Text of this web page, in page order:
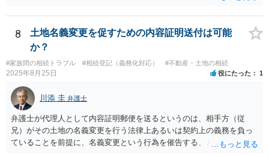
うか。 そうだとすると、借地を転貸してきたこととなるので、解消
しないと 借地契約を解除されてしまう可能性があると思います。 長
いこと使用していなかったので、無償で貸していたのであれば 使用貸
借は目的が達成され終了したとして、明渡をしてもらったら良いと思
います。 複雑な事情がありますので、弁護士に面談で詳しい事情を
話して相談されたら良いと思います。
8
土地名義変更を促すための内容証明送付は可能
か？
#家族間の相続トラブル #相続登記（義務化対応） #不動産・土地の相続
2025年8月25日 役にたった 1
川添 圭 弁護士
弁護士が代理人として内容証明郵便を送るというのは、相手方（従
兄）がその土地の名義変更を行う法律上あるいは契約上の義務を負っ
ていることを前提に、名義変更という行為を催告する、という使い方